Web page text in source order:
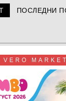
ПОСЛЕДНИ
VERO